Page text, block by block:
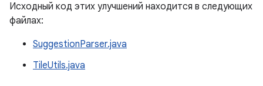
Исходный код этих улучшений находится в следующих
файлах:
SuggestionParser.java
TileUtils.java